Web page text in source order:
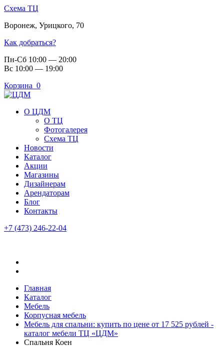
Схема ТЦ
Воронеж, Урицкого, 70
Как добраться?
Пн-Сб 10:00 — 20:00
Вс 10:00 — 19:00
Корзина 0
О ЦДМ
О ТЦ
Фотогалерея
Схема ТЦ
Новости
Каталог
Акции
Магазины
Дизайнерам
Арендаторам
Блог
Контакты
+7 (473) 246-22-04
Главная
Каталог
Мебель
Корпусная мебель
Мебель для спальни: купить по цене от 17 525 рублей -
каталог мебели ТЦ «ЦДМ»
Спальня Коен